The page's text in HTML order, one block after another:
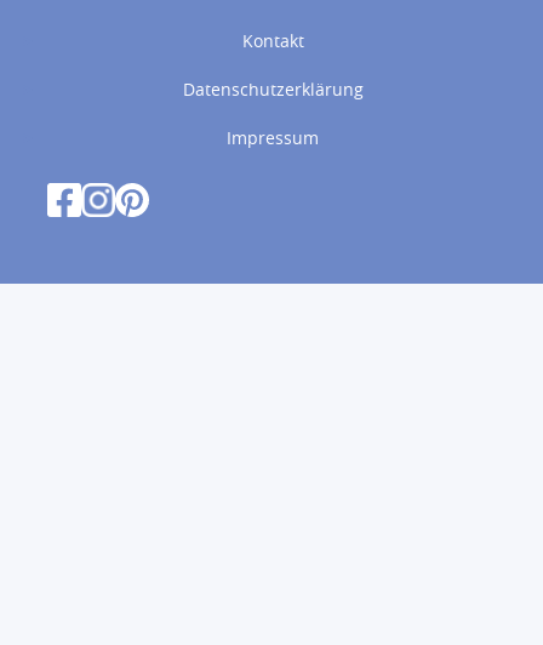
Kontakt
Datenschutzerklärung
Impressum